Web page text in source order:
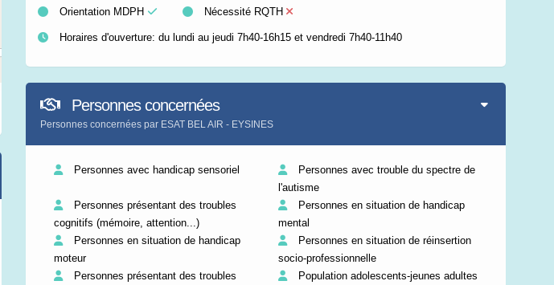
Orientation MDPH Nécessité RQTH
Horaires d'ouverture: du lundi au jeudi 7h40-16h15 et vendredi 7h40-11h40
Personnes concernées
Personnes concernées par ESAT BEL AIR - EYSINES
Personnes avec handicap sensoriel
Personnes avec trouble du spectre de
l'autisme
Personnes présentant des troubles
cognitifs (mémoire, attention...)
Personnes en situation de handicap
mental
Personnes en situation de handicap
moteur
Personnes en situation de réinsertion
socio-professionnelle
Personnes présentant des troubles
Population adolescents-jeunes adultes